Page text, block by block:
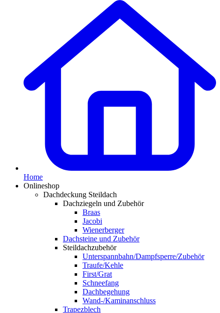
Home
Onlineshop
Dachdeckung Steildach
Dachziegeln und Zubehör
Braas
Jacobi
Wienerberger
Dachsteine und Zubehör
Steildachzubehör
Unterspannbahn/Dampfsperre/Zubehör
Traufe/Kehle
First/Grat
Schneefang
Dachbegehung
Wand-/Kaminanschluss
Trapezblech